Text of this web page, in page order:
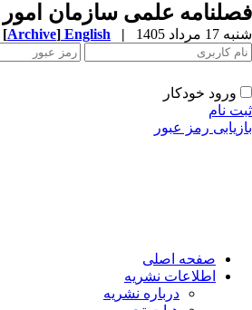
فصلنامه علمی سازمان امور
شنبه 17 مرداد 1405 |
English
[Archive]
ورود خودکار
ثبت نام
بازیابی رمز عبور
صفحه اصلی
اطلاعات نشریه
درباره نشریه